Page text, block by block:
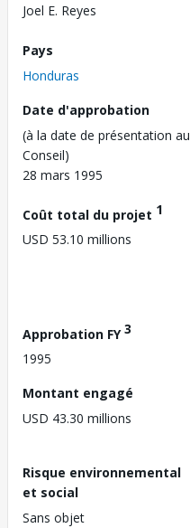
Joel E. Reyes
Pays
Honduras
Date d'approbation
(à la date de présentation au
Conseil)
28 mars 1995
Coût total du projet 1
USD 53.10 millions
Approbation FY3
1995
Montant engagé
USD 43.30 millions
Risque environnemental
et social
Sans objet